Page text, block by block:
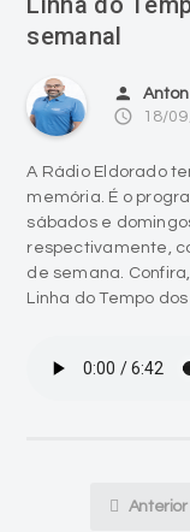
semanal
person
access_time 18/
A Rádio Eldorado
memória. É o
sábados e
respectivamente,
de semana.
Linha do Tempo
Anterior